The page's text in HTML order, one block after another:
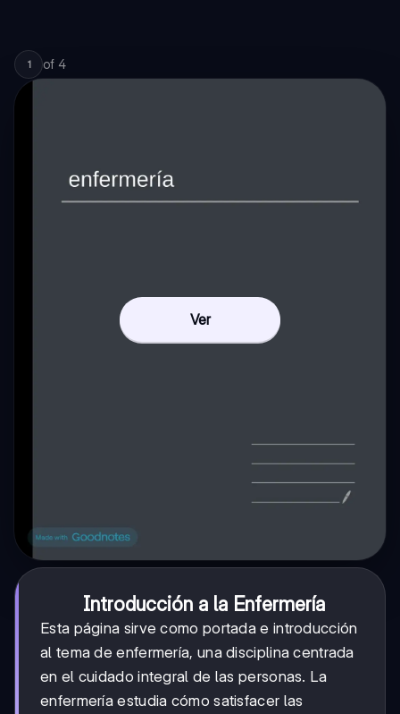
1 of 4
Ver
Introducción a la Enfermería
Esta página sirve como portada e introducción
al tema de enfermería, una disciplina centrada
en el cuidado integral de las personas. La
enfermería estudia cómo satisfacer las